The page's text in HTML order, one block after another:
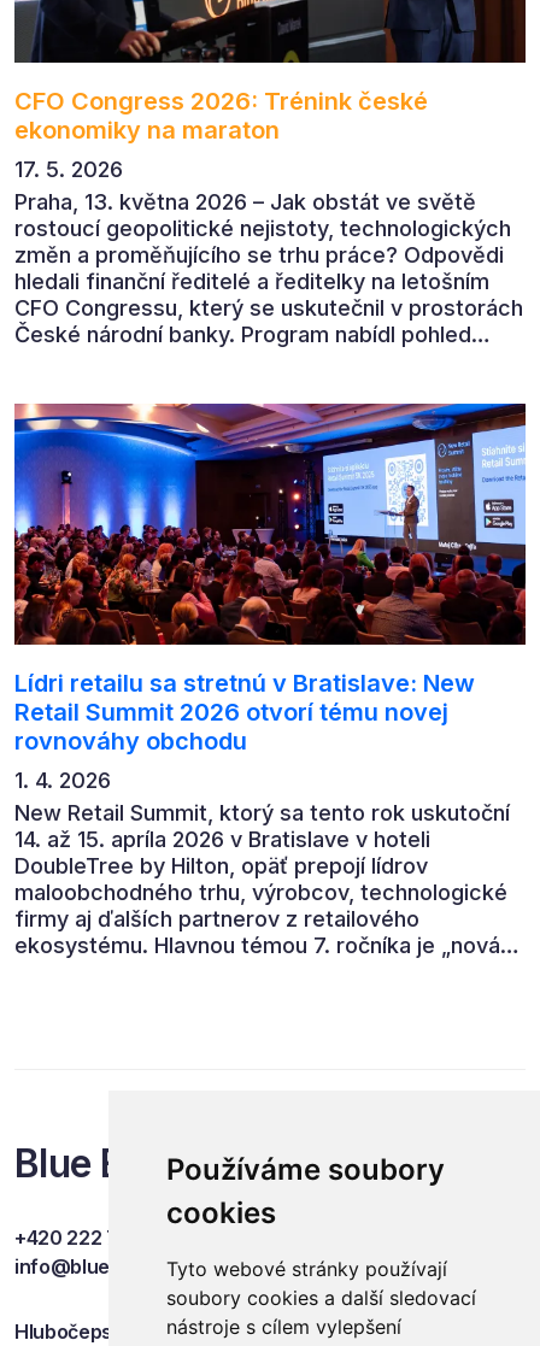
Používáme soubory
cookies
Tyto webové stránky používají
soubory cookies a další sledovací
nástroje s cílem vylepšení
CFO Congress 2026: Trénink české
ekonomiky na maraton
17. 5. 2026
Praha, 13. května 2026 – Jak obstát ve světě
rostoucí geopolitické nejistoty, technologických
změn a proměňujícího se trhu práce? Odpovědi
hledali finanční ředitelé a ředitelky na letošním
CFO Congressu, který se uskutečnil v prostorách
České národní banky. Program nabídl pohled
automatizaci, leadership i budoucnost role CFO.
Lídri retailu sa stretnú v Bratislave: New
Retail Summit 2026 otvorí tému novej
rovnováhy obchodu
1. 4. 2026
New Retail Summit, ktorý sa tento rok uskutoční
14. až 15. apríla 2026 v Bratislave v hoteli
DoubleTree by Hilton, opäť prepojí lídrov
maloobchodného trhu, výrobcov, technologické
firmy aj ďalších partnerov z retailového
ekosystému. Hlavnou témou 7. ročníka je „nová
Blue Events
+420 222 749 841
info@blueevents.eu
Hlubočepská 701/38c